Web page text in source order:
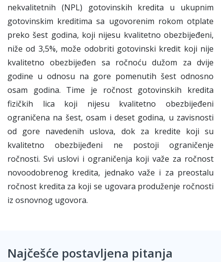
nekvalitetnih (NPL) gotovinskih kredita u ukupnim
gotovinskim kreditima sa ugovorenim rokom otplate
preko šest godina, koji nijesu kvalitetno obezbijeđeni,
niže od 3,5%, može odobriti gotovinski kredit koji nije
kvalitetno obezbijeđen sa ročnoću dužom za dvije
godine u odnosu na gore pomenutih šest odnosno
osam godina. Time je ročnost gotovinskih kredita
fizičkih lica koji nijesu kvalitetno obezbijeđeni
ograničena na šest, osam i deset godina, u zavisnosti
od gore navedenih uslova, dok za kredite koji su
kvalitetno obezbijeđeni ne postoji ograničenje
ročnosti. Svi uslovi i ograničenja koji važe za ročnost
novoodobrenog kredita, jednako važe i za preostalu
ročnost kredita za koji se ugovara produženje ročnosti
iz osnovnog ugovora.
Najčešće postavljena pitanja